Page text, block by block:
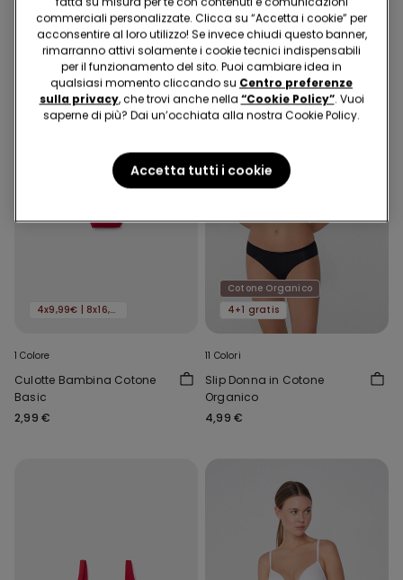
Potrebbe piacerti anche
4x9,99€ | 8x16,99€
1 Colore
Culotte Bambina Cotone
Basic
2,99 €
Cotone Organico
4+1 gratis
11 Colori
Slip Donna in Cotone
Organico
4,99 €
commerciali personalizzate. Clicca su “Accetta i cookie” per
acconsentire al loro utilizzo! Se invece chiudi questo banner,
rimarranno attivi solamente i cookie tecnici indispensabili
per il funzionamento del sito. Puoi cambiare idea in
qualsiasi momento cliccando su Centro preferenze
sulla privacy, che trovi anche nella “Cookie Policy”. Vuoi
saperne di più? Dai un’occhiata alla nostra Cookie Policy.
Accetta tutti i cookie